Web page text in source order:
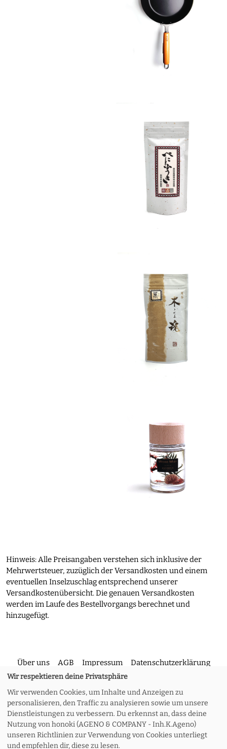
Hinweis: Alle Preisangaben verstehen sich inklusive der
Mehrwertsteuer, zuzüglich der Versandkosten und einem
eventuellen Inselzuschlag entsprechend unserer
Versandkostenübersicht. Die genauen Versandkosten
werden im Laufe des Bestellvorgangs berechnet und
hinzugefügt.
Über uns AGB Impressum Datenschutzerklärung
Kontakt Versand und Rückgabe Widerruf
Zahlungsoptionen Meine Bestellung
Wir respektieren deine Privatsphäre
Wir verwenden Cookies, um Inhalte und Anzeigen zu
personalisieren, den Traffic zu analysieren sowie um unsere
Dienstleistungen zu verbessern. Du erkennst an, dass deine
Nutzung von honoki (AGENO & COMPANY - Inh.K.Ageno)
unseren Richtlinien zur Verwendung von Cookies unterliegt
und empfehlen dir, diese zu lesen.